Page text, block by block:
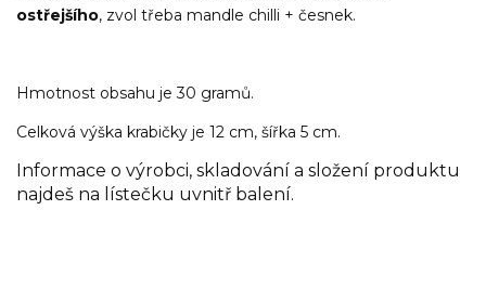
ostřejšího, zvol třeba mandle chilli + česnek.
Hmotnost obsahu je 30 gramů.
Celková výška krabičky je 12 cm, šířka 5 cm.
Informace o výrobci, skladování a složení produktu
najdeš na lístečku uvnitř balení.